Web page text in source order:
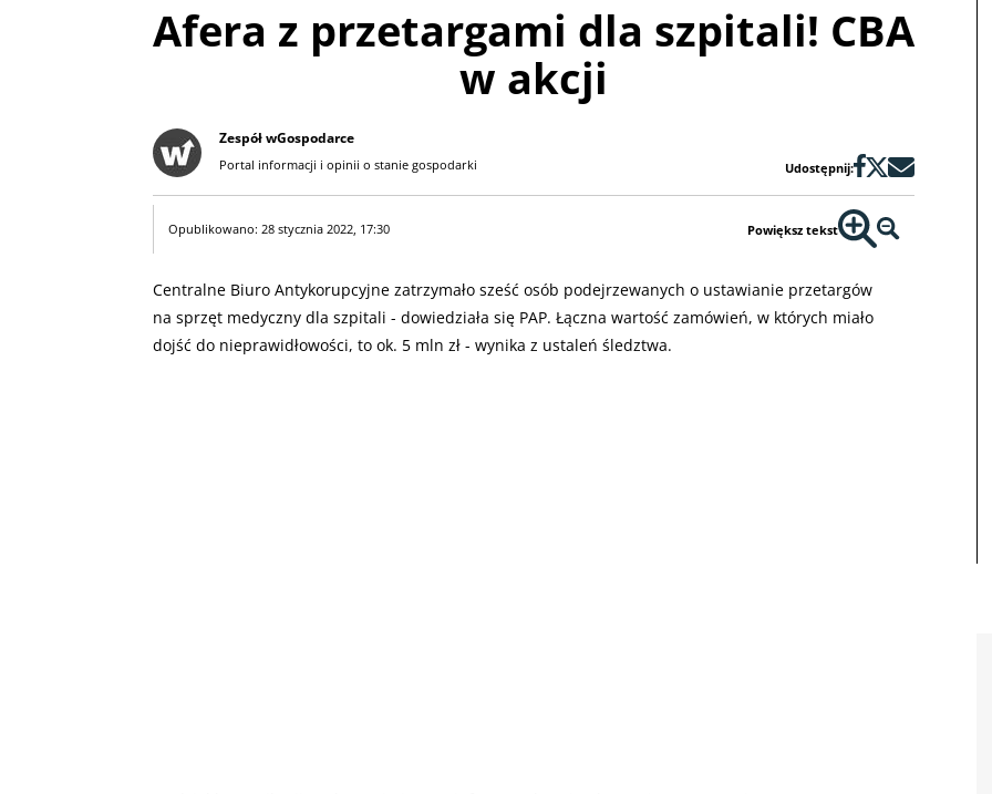
Afera z przetargami dla szpitali! CBA
w akcji
Zespół wGospodarce
Portal informacji i opinii o stanie gospodarki Udostępnij:
Opublikowano: 28 stycznia 2022, 17:30 Powiększ tekst
Centralne Biuro Antykorupcyjne zatrzymało sześć osób podejrzewanych o ustawianie przetargów
na sprzęt medyczny dla szpitali - dowiedziała się PAP. Łączna wartość zamówień, w których miało
dojść do nieprawidłowości, to ok. 5 mln zł - wynika z ustaleń śledztwa.